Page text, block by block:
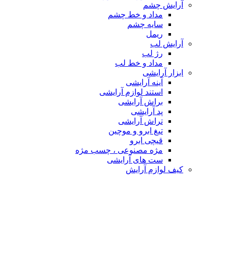
آرایش چشم
مداد و خط چشم
سایه چشم
ریمل
آرایش لب
رژ لب
مداد و خط لب
ابزار آرایشی
آینه آرایشی
استند لوازم آرایشی
براش آرایشی
پد آرایشی
تراش آرایشی
تیغ ابرو و موچین
قیچی ابرو
مژه مصنوعی ، چسب مژه
ست های آرایشی
کیف لوازم آرایش